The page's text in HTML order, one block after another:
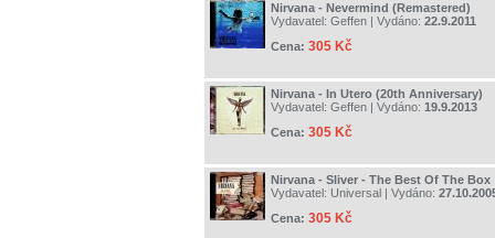
Nirvana - Nevermind (Remastered)
Vydavatel: Geffen | Vydáno: 22.9.2011
Cena: 305 Kč
Nirvana - In Utero (20th Anniversary)
Vydavatel: Geffen | Vydáno: 19.9.2013
Cena: 305 Kč
Nirvana - Sliver - The Best Of The Box
Vydavatel: Universal | Vydáno:
Cena: 305 Kč